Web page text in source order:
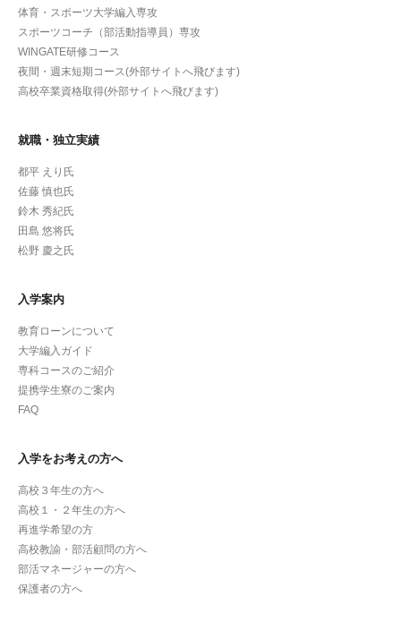
体育・スポーツ大学編入専攻
スポーツコーチ（部活動指導員）専攻
WINGATE研修コース
夜間・週末短期コース(外部サイトへ飛びます)
高校卒業資格取得(外部サイトへ飛びます)
就職・独立実績
都平 えり氏
佐藤 慎也氏
鈴木 秀紀氏
田島 悠将氏
松野 慶之氏
入学案内
教育ローンについて
大学編入ガイド
専科コースのご紹介
提携学生寮のご案内
FAQ
入学をお考えの方へ
高校３年生の方へ
高校１・２年生の方へ
再進学希望の方
高校教諭・部活顧問の方へ
部活マネージャーの方へ
保護者の方へ